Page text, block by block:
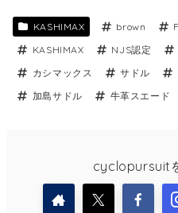
KASHIMAX brown
KASHIMAX
NJS認定
カシマックス
サドル
加島サドル
牛革スエード
cyclopursuit